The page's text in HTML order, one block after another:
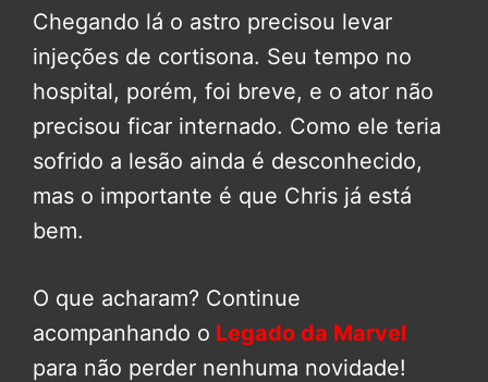
Chegando lá o astro precisou levar
injeções de cortisona. Seu tempo no
hospital, porém, foi breve, e o ator não
precisou ficar internado. Como ele teria
sofrido a lesão ainda é desconhecido,
mas o importante é que Chris já está
bem.
O que acharam? Continue
acompanhando o Legado da Marvel
para não perder nenhuma novidade!